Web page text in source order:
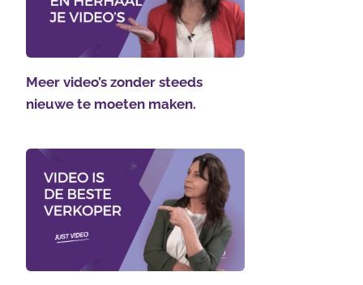
Meer video’s zonder steeds
nieuwe te moeten maken.